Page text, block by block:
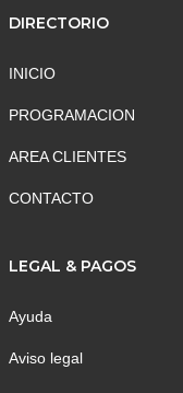
DIRECTORIO
INICIO
PROGRAMACION
AREA CLIENTES
CONTACTO
LEGAL & PAGOS
Ayuda
Aviso legal